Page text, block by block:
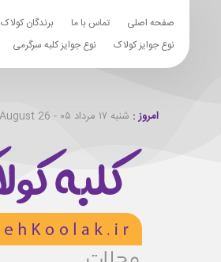
صفحه اصلی تماس با ما برندگان کولاک
نوع جوایز کولاک
نوع جوایز کلبه سرگرمی
امروز : شنبه ۱۷ مرداد ۰۵ - Saturday 8th August 26